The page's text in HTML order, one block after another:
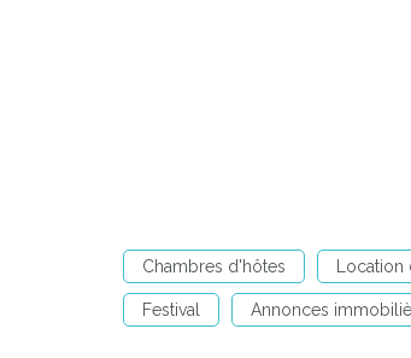
Chambres d'hôtes
Festival Annonces